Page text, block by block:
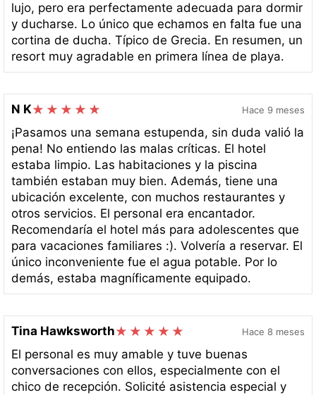
lujo, pero era perfectamente adecuada para dormir
y ducharse. Lo único que echamos en falta fue una
cortina de ducha. Típico de Grecia. En resumen, un
resort muy agradable en primera línea de playa.
N K Hace 9 meses
¡Pasamos una semana estupenda, sin duda valió la
pena! No entiendo las malas críticas. El hotel
estaba limpio. Las habitaciones y la piscina
también estaban muy bien. Además, tiene una
ubicación excelente, con muchos restaurantes y
otros servicios. El personal era encantador.
Recomendaría el hotel más para adolescentes que
para vacaciones familiares :). Volvería a reservar. El
único inconveniente fue el agua potable. Por lo
demás, estaba magníficamente equipado.
Tina Hawksworth Hace 8 meses
El personal es muy amable y tuve buenas
conversaciones con ellos, especialmente con el
chico de recepción. Solicité asistencia especial y